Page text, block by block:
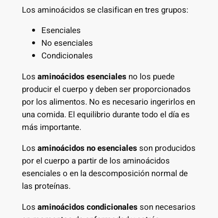
Los aminoácidos se clasifican en tres grupos:
Esenciales
No esenciales
Condicionales
Los aminoácidos esenciales no los puede
producir el cuerpo y deben ser proporcionados
por los alimentos. No es necesario ingerirlos en
una comida. El equilibrio durante todo el día es
más importante.
Los aminoácidos no esenciales son producidos
por el cuerpo a partir de los aminoácidos
esenciales o en la descomposición normal de
las proteínas.
Los aminoácidos condicionales son necesarios